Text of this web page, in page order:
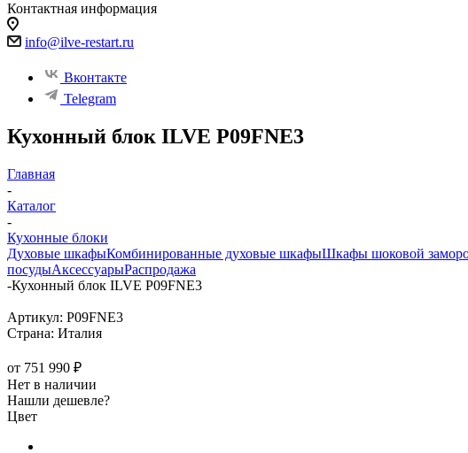
Контактная информация
info@ilve-restart.ru
Вконтакте
Telegram
Кухонный блок ILVE P09FNE3
Главная
-
Каталог
-
Кухонные блоки
Духовые шкафыКомбинированные духовые шкафыШкафы шоковой
посудыАксессуарыРаспродажа
-Кухонный блок ILVE P09FNE3
Артикул: P09FNE3
Страна: Италия
от 751 990 ₽
Нет в наличии
Нашли дешевле?
Цвет